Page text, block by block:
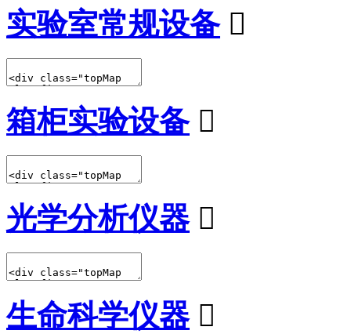
实验室常规设备 
箱柜实验设备 
光学分析仪器 
生命科学仪器 